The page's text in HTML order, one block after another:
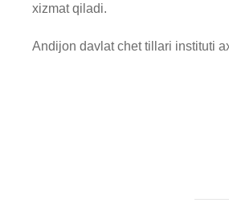
xizmat qiladi.
Andijon davlat chet tillari instituti